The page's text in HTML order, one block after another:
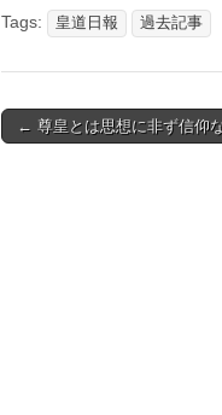
Tags: 皇道日報 過去記事
Post
← 尊皇とは思想に非ず信仰